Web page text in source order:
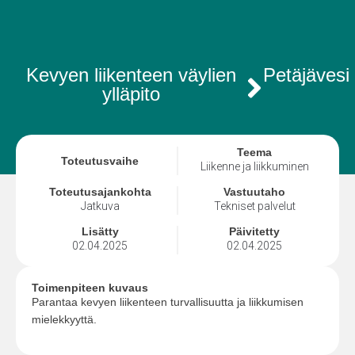
Kevyen liikenteen väylien
ylläpito
Petäjävesi
Toteutusvaihe
Teema
Liikenne ja liikkuminen
Toteutusajankohta
Jatkuva
Vastuutaho
Tekniset palvelut
Lisätty
02.04.2025
Päivitetty
02.04.2025
Toimenpiteen kuvaus
Parantaa kevyen liikenteen turvallisuutta ja liikkumisen
mielekkyyttä.